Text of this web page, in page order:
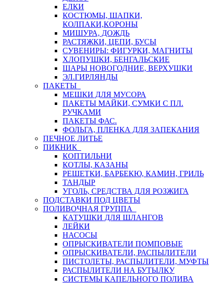
ЕЛКИ
КОСТЮМЫ, ШАПКИ,
КОЛПАКИ,КОРОНЫ
МИШУРА, ДОЖДЬ
РАСТЯЖКИ, ЦЕПИ, БУСЫ
СУВЕНИРЫ: ФИГУРКИ, МАГНИТЫ
ХЛОПУШКИ, БЕНГАЛЬСКИЕ
ШАРЫ НОВОГОДНИЕ, ВЕРХУШКИ
ЭЛ.ГИРЛЯНДЫ
ПАКЕТЫ
МЕШКИ ДЛЯ МУСОРА
ПАКЕТЫ МАЙКИ, СУМКИ С ПЛ.
РУЧКАМИ
ПАКЕТЫ ФАС.
ФОЛЬГА, ПЛЕНКА ДЛЯ ЗАПЕКАНИЯ
ПЕЧНОЕ ЛИТЬЕ
ПИКНИК
КОПТИЛЬНИ
КОТЛЫ, КАЗАНЫ
РЕШЕТКИ, БАРБЕКЮ, КАМИН, ГРИЛЬ
ТАНДЫР
УГОЛЬ, СРЕДСТВА ДЛЯ РОЗЖИГА
ПОДСТАВКИ ПОД ЦВЕТЫ
ПОЛИВОЧНАЯ ГРУППА
КАТУШКИ ДЛЯ ШЛАНГОВ
ЛЕЙКИ
НАСОСЫ
ОПРЫСКИВАТЕЛИ ПОМПОВЫЕ
ОПРЫСКИВАТЕЛИ, РАСПЫЛИТЕЛИ
ПИСТОЛЕТЫ, РАСПЫЛИТЕЛИ, МУФТЫ
РАСПЫЛИТЕЛИ НА БУТЫЛКУ
СИСТЕМЫ КАПЕЛЬНОГО ПОЛИВА